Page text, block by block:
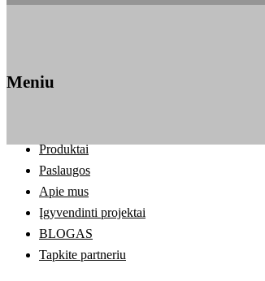
Meniu
Produktai
Paslaugos
Apie mus
Įgyvendinti projektai
BLOGAS
Tapkite partneriu